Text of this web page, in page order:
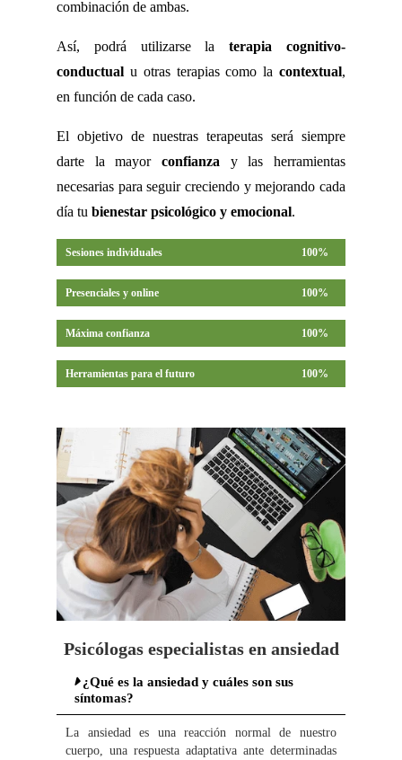
combinación de ambas.
Así, podrá utilizarse laterapia cognitivo-
conductual u otras terapias como la contextual,
en función de cada caso.
El objetivo de nuestras terapeutas será siempre
darte la mayor confianza y las herramientas
necesarias para seguir creciendo y mejorando cada
día tu bienestar psicológico y emocional.
Sesiones individuales 100%
Presenciales y online 100%
Máxima confianza 100%
Herramientas para el futuro 100%
Psicólogas especialistas en ansiedad
¿Qué es la ansiedad y cuáles son sus
síntomas?
La ansiedad es una reacción normal de nuestro
cuerpo, una respuesta adaptativa ante determinadas